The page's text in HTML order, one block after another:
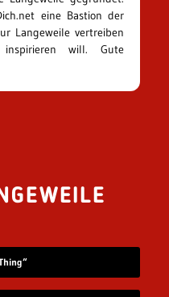
eine Bastion der
Langeweile vertreiben
will. Gute